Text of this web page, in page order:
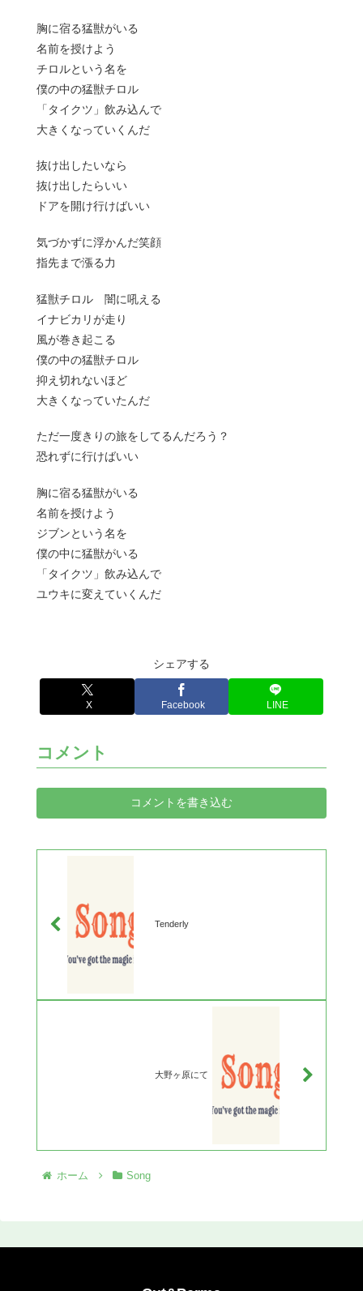
胸に宿る猛獣がいる
名前を授けよう
チロルという名を
僕の中の猛獣チロル
「タイクツ」飲み込んで
大きくなっていくんだ
抜け出したいなら
抜け出したらいい
ドアを開け行けばいい
気づかずに浮かんだ笑顔
指先まで漲る力
猛獣チロル 闇に吼える
イナビカリが走り
風が巻き起こる
僕の中の猛獣チロル
抑え切れないほど
大きくなっていたんだ
ただ一度きりの旅をしてるんだろう？
恐れずに行けばいい
胸に宿る猛獣がいる
名前を授けよう
ジブンという名を
僕の中に猛獣がいる
「タイクツ」飲み込んで
ユウキに変えていくんだ
シェアする
X Facebook LINE
コメント
コメントを書き込む
Tenderly
大野ヶ原にて
ホーム Song